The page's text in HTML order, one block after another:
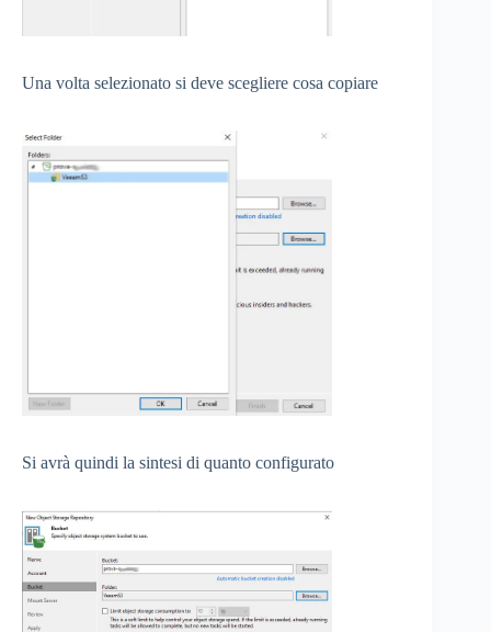
Una volta selezionato si deve scegliere cosa copiare
Si avrà quindi la sintesi di quanto configurato